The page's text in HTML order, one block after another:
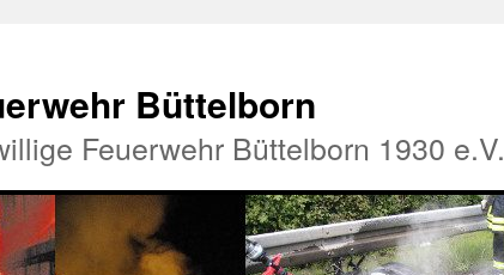
Büttelborn
Feuerwehr Büttelborn 1930 e.V.